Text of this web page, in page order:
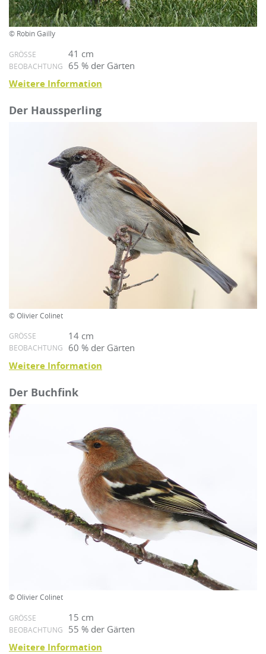
© Robin Gailly
GRÖSSE 41 cm
BEOBACHTUNG 65 % der Gärten
Weitere Information
Der Haussperling
© Olivier Colinet
GRÖSSE 14 cm
BEOBACHTUNG 60 % der Gärten
Weitere Information
Der Buchfink
© Olivier Colinet
GRÖSSE 15 cm
BEOBACHTUNG 55 % der Gärten
Weitere Information